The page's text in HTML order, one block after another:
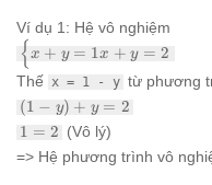
Ví dụ 1: Hệ vô nghiệm
\begin{cases}
x + y = 1 x +
y = 2
\end{cases}
{ x + y = 1x + y = 2
Thế x = 1 - y từ phương
(1
-
y)
+
(1 − y) + y = 2
1
2
1 = 2 (Vô lý)
=> Hệ phương trình vô